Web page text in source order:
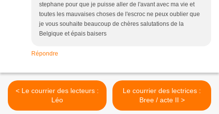
stephane pour que je puisse aller de l'avant avec ma vie et
toutes les mauvaises choses de l'escroc ne peux oublier que
je vous souhaite beaucoup de chères salutations de la
Belgique et épais baisers
Répondre
< Le courrier des lecteurs :
Léo
Le courrier des lectrices :
Bree / acte II >